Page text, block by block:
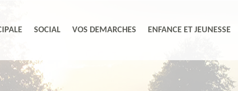
SOCIAL VOS DEMARCHES ENFANCE ET JEUNESSE